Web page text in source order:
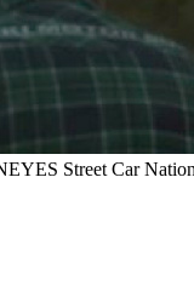
Street Car